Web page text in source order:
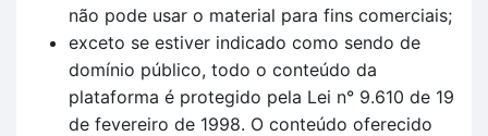
não pode usar o material para fins comerciais;
exceto se estiver indicado como sendo de
domínio público, todo o conteúdo da
plataforma é protegido pela Lei n° 9.610 de 19
de fevereiro de 1998. O conteúdo oferecido